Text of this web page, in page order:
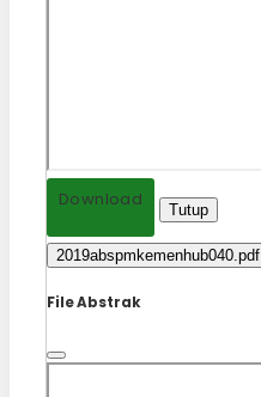
Download Tutup
2019abspmkemenhub040.pdf
File Abstrak